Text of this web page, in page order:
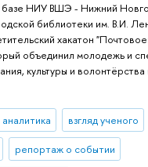
базе НИУ ВШЭ - Нижний
библиотеки им. В.И.
хакатон
объединил молодежь и
культуры и волонтёрства
взгляд ученого
репортаж о событии